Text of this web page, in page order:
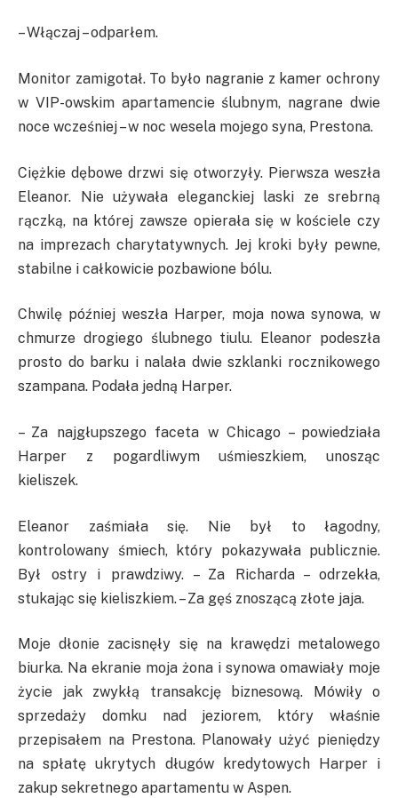
– Włączaj – odparłem.
Monitor zamigotał. To było nagranie z kamer ochrony
w VIP-owskim apartamencie ślubnym, nagrane dwie
noce wcześniej – w noc wesela mojego syna, Prestona.
Ciężkie dębowe drzwi się otworzyły. Pierwsza weszła
Eleanor. Nie używała eleganckiej laski ze srebrną
rączką, na której zawsze opierała się w kościele czy
na imprezach charytatywnych. Jej kroki były pewne,
stabilne i całkowicie pozbawione bólu.
Chwilę później weszła Harper, moja nowa synowa, w
chmurze drogiego ślubnego tiulu. Eleanor podeszła
prosto do barku i nalała dwie szklanki rocznikowego
szampana. Podała jedną Harper.
– Za najgłupszego faceta w Chicago – powiedziała
Harper z pogardliwym uśmieszkiem, unosząc
kieliszek.
Eleanor zaśmiała się. Nie był to łagodny,
kontrolowany śmiech, który pokazywała publicznie.
Był ostry i prawdziwy. – Za Richarda – odrzekła,
stukając się kieliszkiem. – Za gęś znoszącą złote jaja.
Moje dłonie zacisnęły się na krawędzi metalowego
biurka. Na ekranie moja żona i synowa omawiały moje
życie jak zwykłą transakcję biznesową. Mówiły o
sprzedaży domku nad jeziorem, który właśnie
przepisałem na Prestona. Planowały użyć pieniędzy
na spłatę ukrytych długów kredytowych Harper i
zakup sekretnego apartamentu w Aspen.